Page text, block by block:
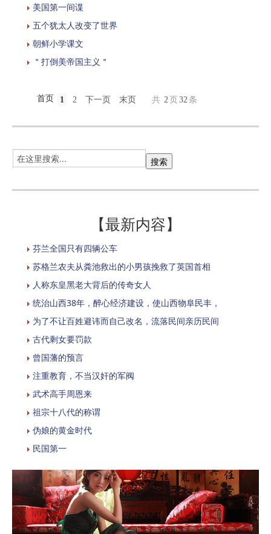
美国第一间谍
五个犹太人改变了世界
朝鲜小学课文
＂打倒美帝国主义＂
首页 1 2 下一页 末页 共 2 页 32 条
【最新内容】
芬兰全国只有四辆公车
苏格兰农夫从粪池救出的小男孩挽救了英国首相
人称东皇黑老大背后的传奇女人
统治山西38年，醉心经济建设，使山西物阜民丰，
为了不让百姓避讳而自己改名，流落民间亲历民间
古代剩女要罚款
曾国藩的预言
注重教育，不当汉奸的军阀
武术高手周恩来
祖宗十八代的称谓
伪娘的黄金时代
民国第一